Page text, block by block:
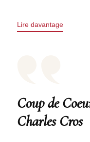
Lire davantage
Coup de
Charles Cros